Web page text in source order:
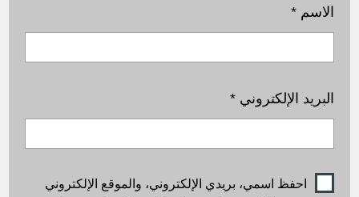
الاسم*
البريد الإلكتروني*
احفظ اسمي، بريدي الإلكتروني، والموقع الإلكتروني